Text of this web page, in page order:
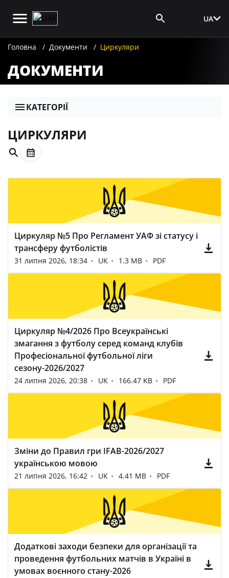
UA
Головна Документи Циркуляри
ДОКУМЕНТИ
КАТЕГОРІЇ
ЦИРКУЛЯРИ
Циркуляр №5 Про Регламент УАФ зі статусу і
трансферу футболістів
31 липня 2026, 18:34 UK 1.3 MB PDF
Циркуляр №4/2026 Про Всеукраїнські
змагання з футболу серед команд клубів
Професіональної футбольної ліги
сезону-2026/2027
24 липня 2026, 20:38 UK 166.47 KB PDF
Зміни до Правил гри IFAB-2026/2027
українською мовою
21 липня 2026, 16:42 UK 4.41 MB PDF
Додаткові заходи безпеки для організації та
проведення футбольних матчів в Україні в
умовах воєнного стану-2026